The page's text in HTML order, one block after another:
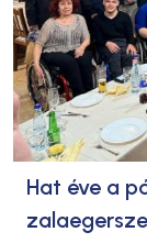
Hat éve a